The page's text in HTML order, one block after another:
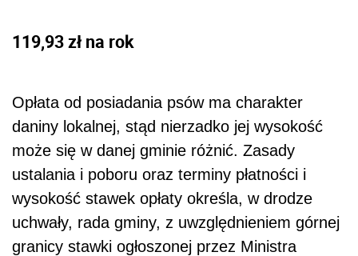
119,93 zł na rok
Opłata od posiadania psów ma charakter
daniny lokalnej, stąd nierzadko jej wysokość
może się w danej gminie różnić. Zasady
ustalania i poboru oraz terminy płatności i
wysokość stawek opłaty określa, w drodze
uchwały, rada gminy, z uwzględnieniem górnej
granicy stawki ogłoszonej przez Ministra